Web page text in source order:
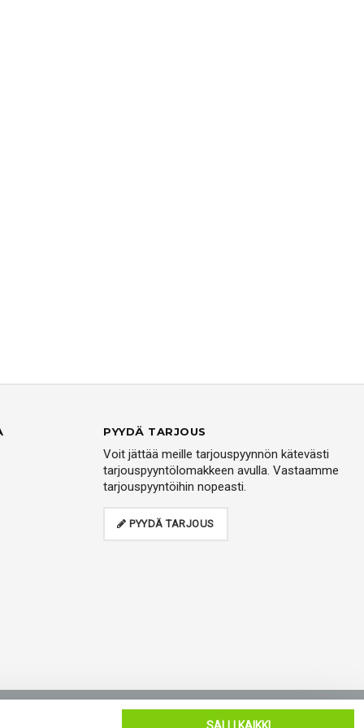
PYYDÄ TARJOUS
Voit jättää meille tarjouspyynnön kätevästi
tarjouspyyntölomakkeen avulla. Vastaamme
tarjouspyyntöihin nopeasti.
PYYDÄ TARJOUS